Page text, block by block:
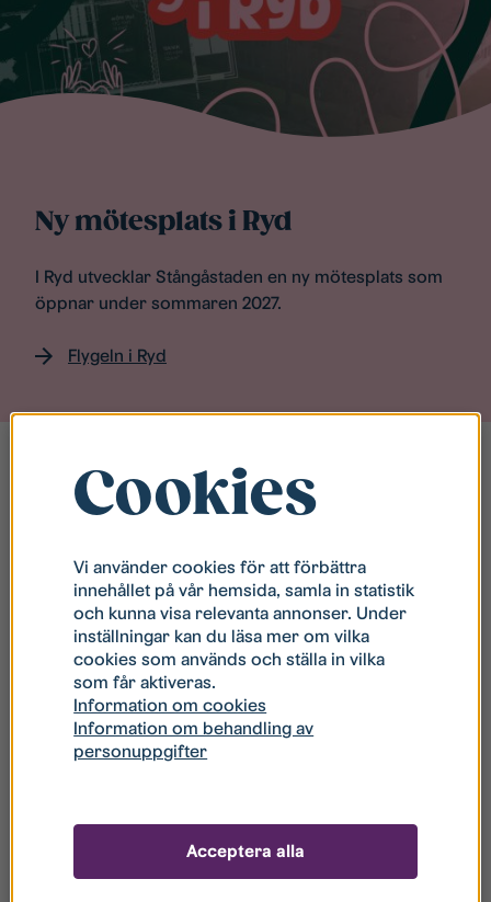
Ny mötesplats i Ryd
I Ryd utvecklar Stångåstaden en ny mötesplats som
öppnar under sommaren 2027.
Flygeln i Ryd
Cookies
Vi använder cookies för att förbättra
innehållet på vår hemsida, samla in statistik
och kunna visa relevanta annonser. Under
inställningar kan du läsa mer om vilka
cookies som används och ställa in vilka
som får aktiveras.
Information om cookies
Information om behandling av
personuppgifter
Acceptera alla